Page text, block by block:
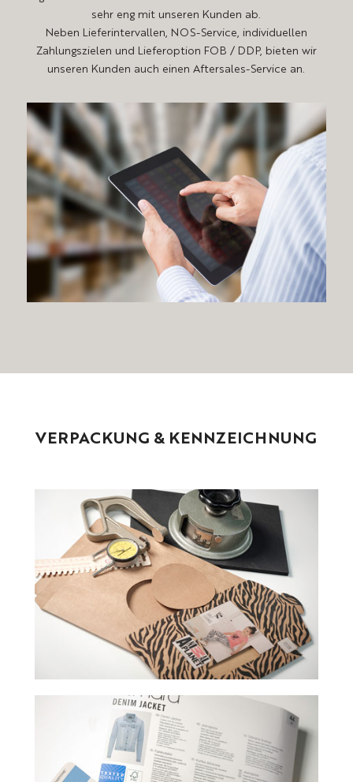
sehr eng mit unseren Kunden ab.
Neben Lieferintervallen, NOS-Service, individuellen
Zahlungszielen und Lieferoption FOB / DDP, bieten wir
unseren Kunden auch einen Aftersales-Service an.
VERPACKUNG & KENNZEICHNUNG